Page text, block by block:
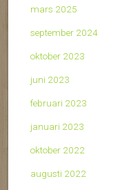
mars 2025
september 2024
oktober 2023
juni 2023
februari 2023
januari 2023
oktober 2022
augusti 2022